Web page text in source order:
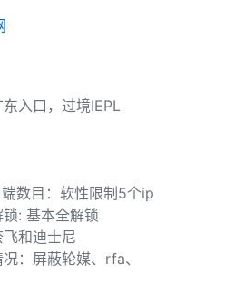
入口，过境IEPL
数目：软性限制5个ip
: 基本全解锁
和迪士尼
：屏蔽轮媒、rfa、